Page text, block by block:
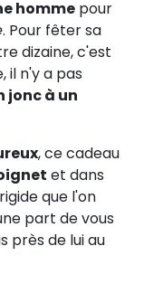
homme pour
. Pour fêter sa
dizaine, c'est
il n'y a pas
jonc à un
, ce cadeau
et dans
que l'on
part de vous
près de lui au